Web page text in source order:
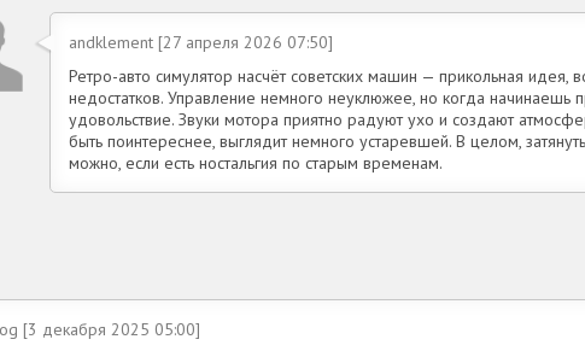
andklement [27 апреля 2026 07:50]
Ретро-авто симулятор насчёт советских машин — прикольная идея,
недостатков. Управление немного неуклюжее, но когда начинаешь
удовольствие. Звуки мотора приятно радуют ухо и создают
быть поинтереснее, выглядит немного устаревшей. В целом,
можно, если есть ностальгия по старым временам.
[3 декабря 2025 05:00]